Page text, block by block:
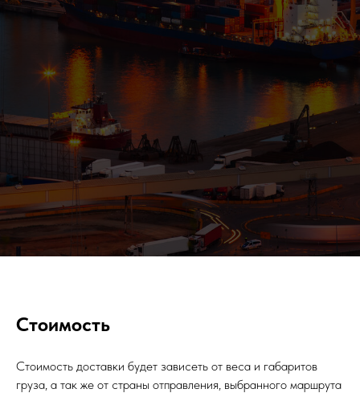
Стоимость
Стоимость доставки будет зависеть от веса и габаритов
груза, а так же от страны отправления, выбранного маршрута